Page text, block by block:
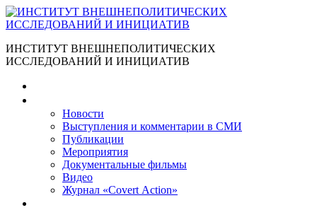
ИНСТИТУТ ВНЕШНЕПОЛИТИЧЕСКИХ
ИССЛЕДОВАНИЙ И ИНИЦИАТИВ
Новости
Выступления и коммента­рии в СМИ
Публикации
Мероприятия
Документальные фильмы
Видео
Журнал «Covert Action»